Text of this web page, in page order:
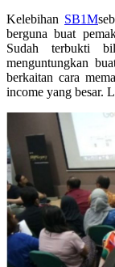
Kelebihan SB1M
berguna buat
Sudah terbukti
menguntungkan
berkaitan cara
income yang besar.